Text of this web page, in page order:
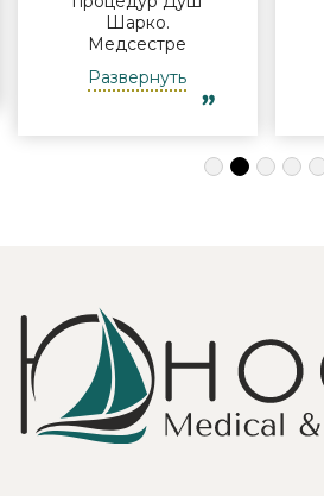
Шарко.
Медсестре
Виктории -
огромная
благодарность за
для клиента! Вот
услуги уколов
озона или
углекислого газа;)
Тут главное,
чтобы
высококлассные
Развернуть